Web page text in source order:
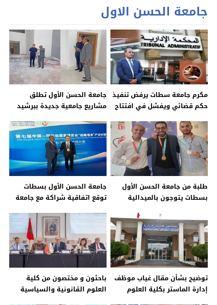
جامعة الحسن الاول
مكرم جامعة سطات يرفض تنفيذ
حكم قضائي ويفشل في افتتاح
جامعة الحسن الأول تطلق
مشاريع جامعية جديدة ببرشيد
طلبة من جامعة الحسن الأول
بسطات يتوجون بالميدالية
للابتكار بأمريكا ….
جامعة الحسن الأول بسطات
توقع اتفاقية شراكة مع جامعة
معرض الصين والدول العربية
توضيح بشأن مقال غياب موظف
إدارة الماستر بكلية العلوم
باحثون و مختصون من كلية
العلوم القانونية والسياسية